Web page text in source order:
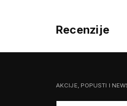
Recenzije
AKCIJE, POPUSTI I